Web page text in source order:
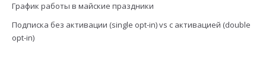
График работы в майские праздники
Подписка без активации (single opt-in) vs с активацией (double
opt-in)